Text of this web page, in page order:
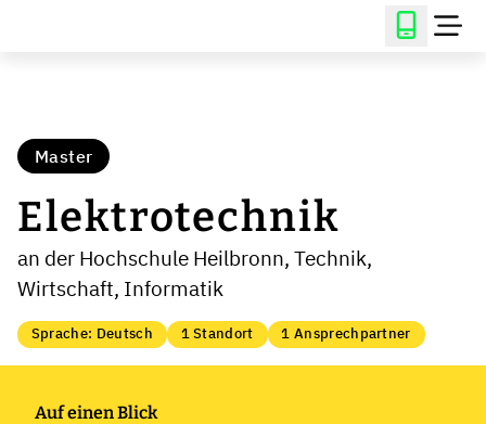
Master
Elektrotechnik
an der Hochschule Heilbronn, Technik,
Wirtschaft, Informatik
Sprache: Deutsch 1 Standort 1 Ansprechpartner
Auf einen Blick